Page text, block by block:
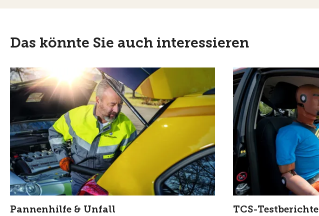
Das könnte Sie auch interessieren
Pannenhilfe & Unfall TCS-Testberichte